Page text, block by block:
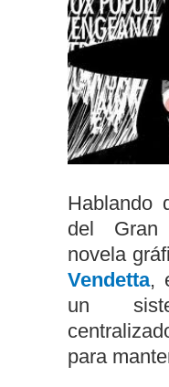
Hablando
del
novela
Vendetta,
un
para